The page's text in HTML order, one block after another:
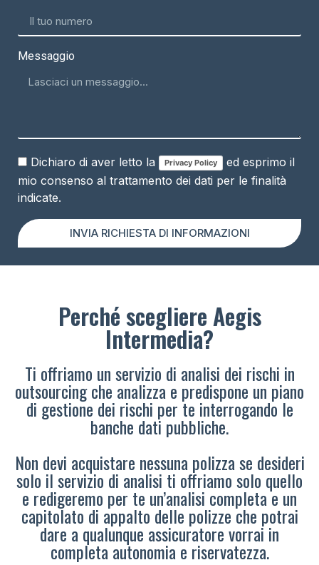
Messaggio
Dichiaro di aver letto la Privacy Policy
ed esprimo il
mio consenso al trattamento dei dati per le finalità
indicate.
INVIA RICHIESTA DI INFORMAZIONI
Perché scegliere Aegis
Intermedia?
Ti offriamo un servizio di analisi dei rischi in
outsourcing che analizza e predispone un piano
di gestione dei rischi per te interrogando le
banche dati pubbliche.
Non devi acquistare nessuna polizza se desideri
solo il servizio di analisi ti offriamo solo quello
e redigeremo per te un’analisi completa e un
capitolato di appalto delle polizze che potrai
dare a qualunque assicuratore vorrai in
completa autonomia e riservatezza.